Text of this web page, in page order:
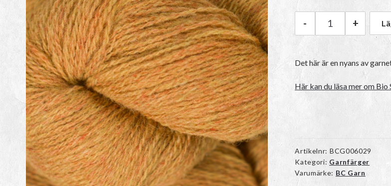
BC Garn Bio
- +
Det här är en nyans av
Här kan du läsa mer om
Artikelnr: BCG006029
Kategori: Garnfärger
Varumärke: BC Garn